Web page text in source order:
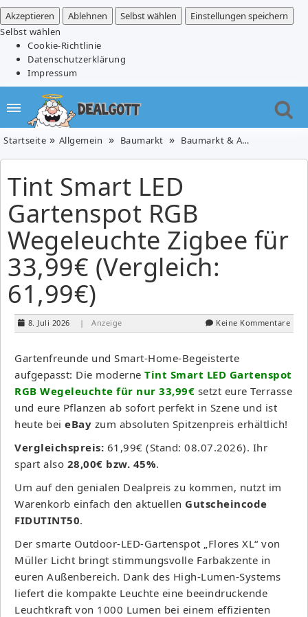
Akzeptieren
Ablehnen Selbst wählen
Einstellungen speichern
Selbst wählen
Cookie-Richtlinie
Datenschutzerklärung
Impressum
Startseite Allgemein Baumarkt Baumarkt & Auto
Tint Smart LED
Gartenspot RGB
Wegeleuchte Zigbee für
33,99€ (Vergleich:
61,99€)
8. Juli 2026 | Anzeige Keine Kommentare
Gartenfreunde und Smart-Home-Begeisterte
aufgepasst: Die moderne Tint Smart LED Gartenspot
RGB Wegeleuchte für nur 33,99€ setzt eure Terrasse
und eure Pflanzen ab sofort perfekt in Szene und ist
heute bei eBay zum absoluten Spitzenpreis erhältlich!
Vergleichspreis: 61,99€ (Stand: 08.07.2026). Ihr
spart also 28,00€ bzw. 45%.
Um auf den genialen Dealpreis zu kommen, nutzt im
Warenkorb einfach den aktuellen Gutscheincode
FIDUTINT50.
Der smarte Outdoor-LED-Gartenspot „Flores XL“ von
Müller Licht bringt stimmungsvolle Farbakzente in
euren Außenbereich. Dank des High-Lumen-Systems
liefert die kompakte Leuchte eine beeindruckende
Leuchtkraft von 1000 Lumen bei einem effizienten